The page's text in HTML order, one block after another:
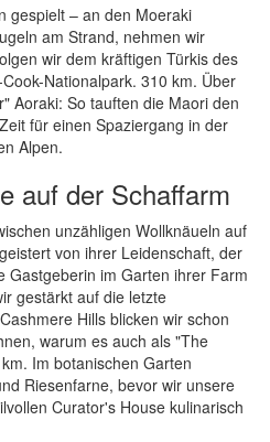
gespielt – an den Moeraki
am Strand, nehmen wir
wir dem kräftigen Türkis des
Nationalpark. 310 km. Über
Aoraki: So tauften die Maori den
für einen Spaziergang in der
Alpen.
auf der Schaffarm
unzähligen Wollknäueln auf
von ihrer Leidenschaft, der
Gastgeberin im Garten ihrer Farm
gestärkt auf die letzte
Hills blicken wir schon
warum es auch als "The
Im botanischen Garten
Riesenfarne, bevor wir unsere
Curator's House kulinarisch